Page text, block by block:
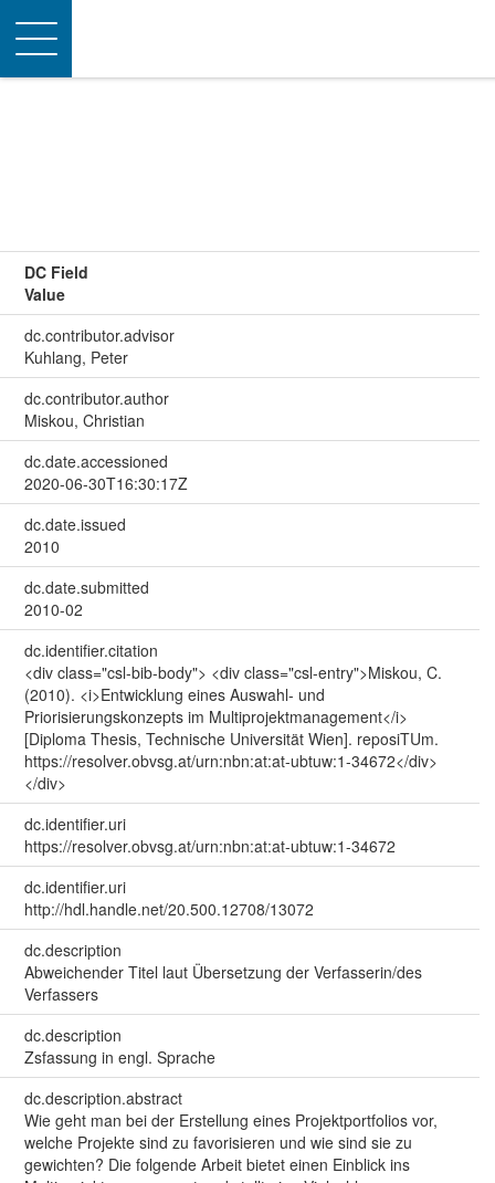
Toggle
navigation
DC Field
Value
dc.contributor.advisor
Kuhlang, Peter
dc.contributor.author
Miskou, Christian
dc.date.accessioned
2020-06-30T16:30:17Z
dc.date.issued
2010
dc.date.submitted
2010-02
dc.identifier.citation
<div class="csl-bib-body"> <div class="csl-entry">Miskou, C.
(2010). <i>Entwicklung eines Auswahl- und
Priorisierungskonzepts im Multiprojektmanagement</i>
[Diploma Thesis, Technische Universität Wien]. reposiTUm.
https://resolver.obvsg.at/urn:nbn:at:at-ubtuw:1-34672</div>
</div>
dc.identifier.uri
https://resolver.obvsg.at/urn:nbn:at:at-ubtuw:1-34672
dc.identifier.uri
http://hdl.handle.net/20.500.12708/13072
dc.description
Abweichender Titel laut Übersetzung der Verfasserin/des
Verfassers
dc.description
Zsfassung in engl. Sprache
dc.description.abstract
Wie geht man bei der Erstellung eines Projektportfolios vor,
welche Projekte sind zu favorisieren und wie sind sie zu
gewichten? Die folgende Arbeit bietet einen Einblick ins